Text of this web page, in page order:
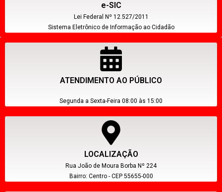
e-SIC
Lei Federal Nº 12.527/2011
Sistema Eletrônico de Informação ao Cidadão
ATENDIMENTO AO PÚBLICO
Segunda a Sexta-Feira 08:00 às 15:00
LOCALIZAÇÃO
Rua João de Moura Borba Nº 224
Bairro: Centro - CEP 55655-000